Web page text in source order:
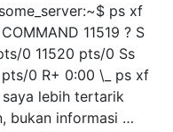
ps xf
11519 ? S
0 11520 pts/0 Ss
0 R+ 0:00 \_ ps xf
lebih tertarik
bukan informasi …